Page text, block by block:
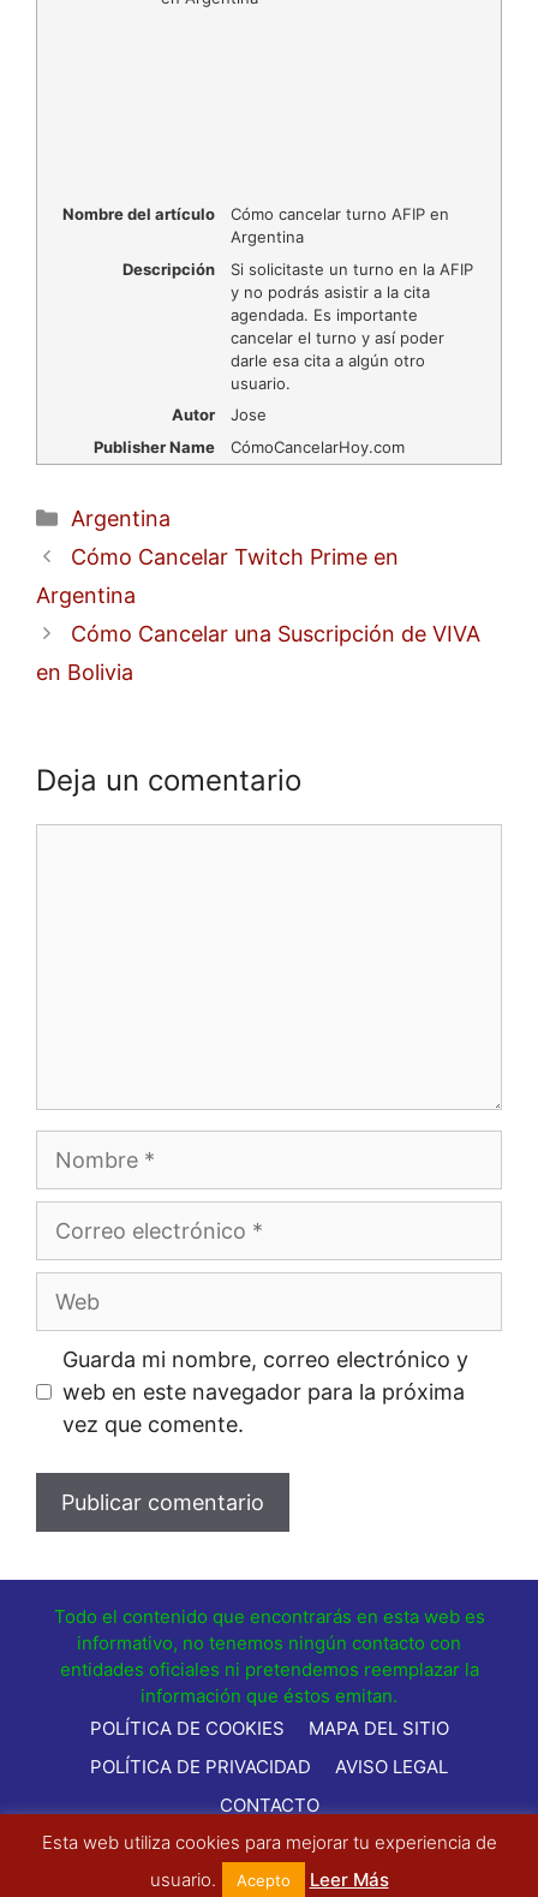
Nombre del artículo
Cómo cancelar turno AFIP en
Argentina
Descripción
Si solicitaste un turno en la AFIP
y no podrás asistir a la cita
agendada. Es importante
cancelar el turno y así poder
darle esa cita a algún otro
usuario.
Autor
Jose
Publisher Name
CómoCancelarHoy.com
Categorías
Argentina
Cómo Cancelar Twitch Prime en
Argentina
Cómo Cancelar una Suscripción de VIVA
en Bolivia
Deja un comentario
Correo
electrónico
Guarda mi nombre, correo electrónico y
web en este navegador para la próxima
vez que comente.
Todo el contenido que encontrarás en esta web es
informativo, no tenemos ningún contacto con
entidades oficiales ni pretendemos reemplazar la
información que éstos emitan.
POLÍTICA DE COOKIES
MAPA DEL SITIO
POLÍTICA DE PRIVACIDAD
AVISO LEGAL
CONTACTO
© 2021 - Comocancelarhoy.com - Todos los Derechos
Reservados
Esta web utiliza cookies para mejorar tu experiencia de
usuario.
Acepto Leer Más